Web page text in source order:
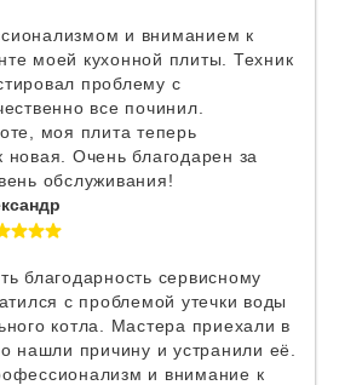
и вниманием к
моей кухонной плиты. Техник
проблему с
все починил.
моя плита теперь
новая. Очень благодарен за
обслуживания!
благодарность сервисному
с проблемой утечки воды
котла. Мастера приехали в
нашли причину и устранили её.
и внимание к